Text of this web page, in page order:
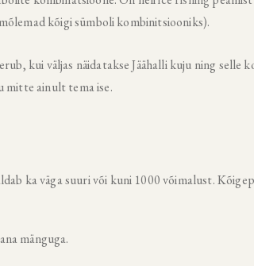
kõigi sümboli kombinitsiooniks).
kui väljas näidatakse Jäähalli kuju ning selle
mitte ainult tema ise.
ka väga suuri või kuni 1000 võimalust.
mänguga.